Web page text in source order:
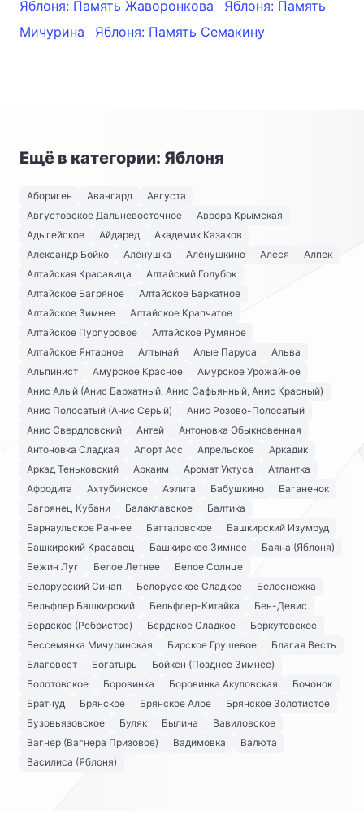
Яблоня: Память Жаворонкова
Яблоня: Память
Мичурина
Яблоня: Память Семакину
Ещё в категории: Яблоня
Абориген Авангард
Августа
Августовское Дальневосточное
Аврора Крымская
Адыгейское
Айдаред
Академик Казаков
Александр Бойко
Алёнушка Алёнушкино Алеся
Алпек
Алтайская Красавица
Алтайский Голубок
Алтайское Багряное
Алтайское Бархатное
Алтайское Зимнее
Алтайское Крапчатое
Алтайское Пурпуровое
Алтайское Румяное
Алтайское Янтарное
Алтынай Алые Паруса
Альва
Альпинист
Амурское Красное
Амурское Урожайное
Анис Алый (Анис Бархатный, Анис Сафьянный, Анис Красный)
Анис Полосатый (Анис Серый)
Анис Розово-Полосатый
Анис Свердловский
Антей
Антоновка Обыкновенная
Антоновка Сладкая
Апорт Асс Апрельское
Аркадик
Аркад Теньковский
Аркаим Аромат Уктуса
Атлантка
Афродита
Ахтубинское Аэлита Бабушкино
Баганенок
Багрянец Кубани
Балаклавское
Балтика
Барнаульское Раннее
Батталовское
Башкирский Изумруд
Башкирский Красавец
Башкирское Зимнее
Баяна (Яблоня)
Бежин Луг
Белое Летнее
Белое Солнце
Белорусский Синап
Белорусское Сладкое
Белоснежка
Бельфлер Башкирский
Бельфлер-Китайка
Бен-Девис
Бердское (Ребристое)
Бердское Сладкое
Беркутовское
Бессемянка Мичуринская
Бирское Грушевое
Благая Весть
Благовест
Богатырь
Бойкен (Позднее Зимнее)
Болотовское
Боровинка Боровинка Акуловская
Бочонок
Братчуд
Брянское Брянское Алое
Брянское Золотистое
Бузовьязовское
Буляк Былина
Вавиловское
Вагнер (Вагнера Призовое)
Вадимовка
Валюта
Василиса (Яблоня)